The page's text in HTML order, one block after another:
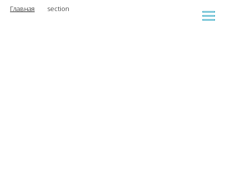
Главная section